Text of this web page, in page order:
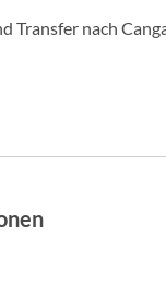
Transfer nach